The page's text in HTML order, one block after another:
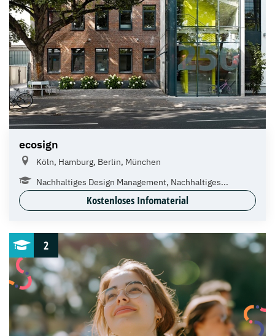
ecosign
Köln, Hamburg, Berlin, München
Nachhaltiges Design Management, Nachhaltiges...
Kostenloses Infomaterial
2